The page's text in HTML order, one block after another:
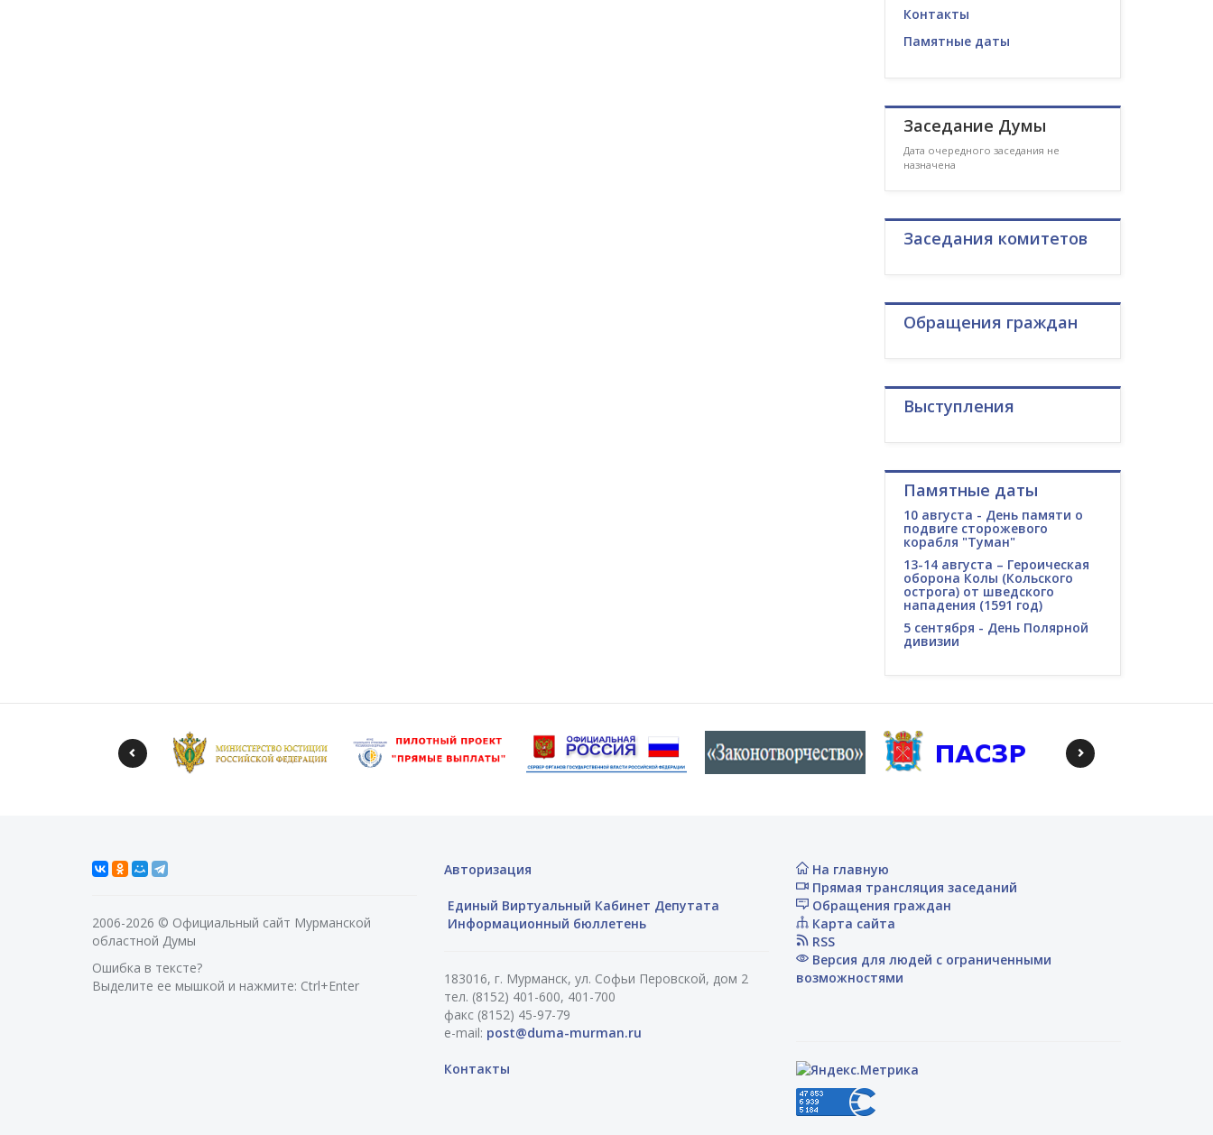
Контакты
Памятные даты
Заседание Думы
Дата очередного заседания не
назначена
Заседания комитетов
Обращения граждан
Выступления
Памятные даты
10 августа - День памяти о
подвиге сторожевого
корабля "Туман"
13-14 августа – Героическая
оборона Колы (Кольского
острога) от шведского
нападения (1591 год)
5 сентября - День Полярной
дивизии
2006-2026 © Официальный сайт Мурманской
областной Думы
Ошибка в тексте?
Выделите ее мышкой и нажмите: Ctrl+Enter
Авторизация
Единый Виртуальный Кабинет Депутата
Информационный бюллетень
183016, г. Мурманск, ул. Софьи Перовской, дом 2
тел. (8152) 401-600, 401-700
факс (8152) 45-97-79
e-mail: post@duma-murman.ru
Контакты
На главную
Прямая трансляция заседаний
Обращения граждан
Карта сайта
RSS
Версия для людей с ограниченными
возможностями